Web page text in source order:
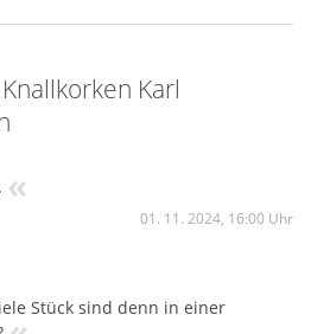
Karl
«
01. 11. 2024, 16:00 Uhr
Stück sind denn in einer